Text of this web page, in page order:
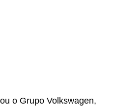
o Grupo Volkswagen,